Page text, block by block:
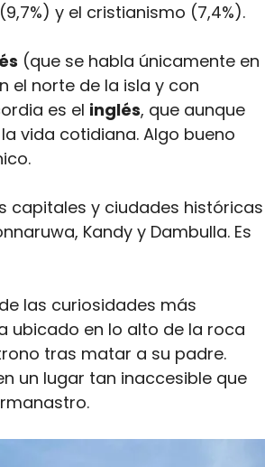
y el cristianismo (7,4%).
(que se habla únicamente en
el norte de la isla y con
es el inglés, que aunque
vida cotidiana. Algo bueno
capitales y ciudades históricas
Kandy y Dambulla. Es
las curiosidades más
ubicado en lo alto de la roca
tras matar a su padre.
un lugar tan inaccesible que